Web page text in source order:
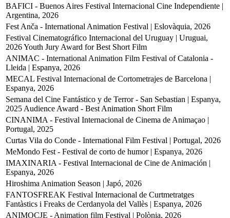
BAFICI - Buenos Aires Festival Internacional Cine Independiente |
Argentina, 2026
Fest Anča - International Animation Festival | Eslovàquia, 2026
Festival Cinematográfico Internacional del Uruguay | Uruguai,
2026Youth Jury Award for Best Short Film
ANIMAC - International Animation Film Festival of Catalonia -
Lleida | Espanya, 2026
MECAL Festival Internacional de Cortometrajes de Barcelona |
Espanya, 2026
Semana del Cine Fantástico y de Terror - San Sebastian | Espanya,
2025 Audience Award - Best Animation Short Film
CINANIMA - Festival Internacional de Cinema de Animaçao |
Portugal, 2025
Curtas Vila do Conde - International Film Festival | Portugal, 2026
MeMondo Fest - Festival de corto de humor | Espanya, 2026
IMAXINARIA - Festival Internacional de Cine de Animación |
Espanya, 2026
Hiroshima Animation Season | Japó, 2026
FANTOSFREAK Festival Internacional de Curtmetratges
Fantàstics i Freaks de Cerdanyola del Vallès | Espanya, 2026
ANIMOCJE - Animation film Festival | Polònia, 2026